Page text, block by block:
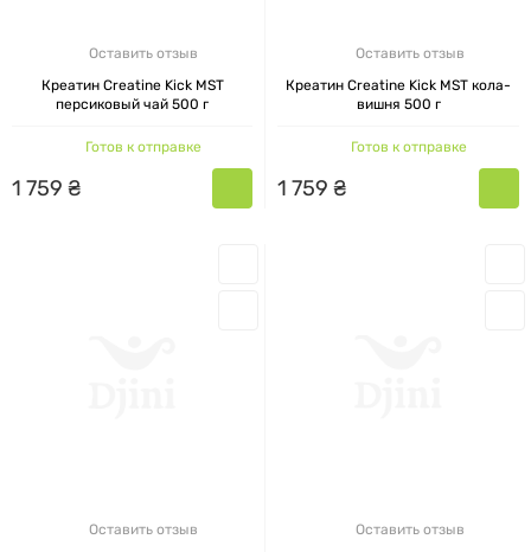
Оставить отзыв
Креатин Creatine Kick MST
персиковый чай 500 г
Готов к отправке
1 759 ₴
Оставить отзыв
Креатин Creatine Kick MST кола-
вишня 500 г
Готов к отправке
1 759 ₴
Оставить отзыв
Оставить отзыв